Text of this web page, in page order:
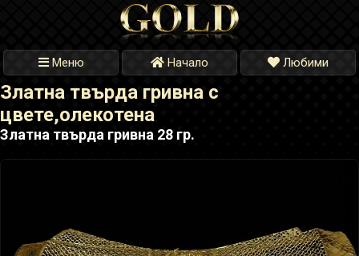
Меню Начало Любими
Златна твърда гривна с
цвете,олекотена
Златна твърда гривна 28 гр.